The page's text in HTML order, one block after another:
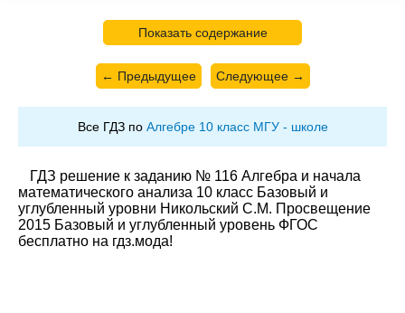
Показать содержание
← Предыдущее Следующее →
Все ГДЗ по Алгебре 10 класс МГУ - школе
ГДЗ решение к заданию № 116 Алгебра и начала
математического анализа 10 класс Базовый и
углубленный уровни Никольский С.М. Просвещение
2015 Базовый и углубленный уровень ФГОС
бесплатно на гдз.мода!